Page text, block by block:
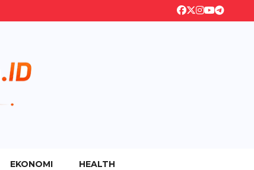
EKONOMI HEALTH